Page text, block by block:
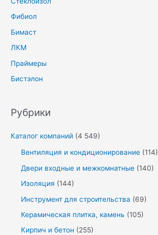
Фибиол
Бимаст
ЛКМ
Праймеры
Бистэлон
Рубрики
Каталог компаний (4 549)
Вентиляция и кондиционирование (114)
Двери входные и межкомнатные (140)
Изоляция (144)
Инструмент для строительства (69)
Керамическая плитка, камень (105)
Кирпич и бетон (255)